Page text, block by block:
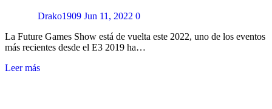
Drako1909 Jun 11, 2022 0
La Future Games Show está de vuelta este 2022, uno de los eventos
más recientes desde el E3 2019 ha…
Leer más